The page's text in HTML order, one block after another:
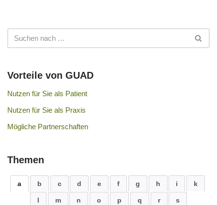
Vorteile von GUAD
Nutzen für Sie als Patient
Nutzen für Sie als Praxis
Mögliche Partnerschaften
Themen
a b c d e f g h i k
l m n o p q r s